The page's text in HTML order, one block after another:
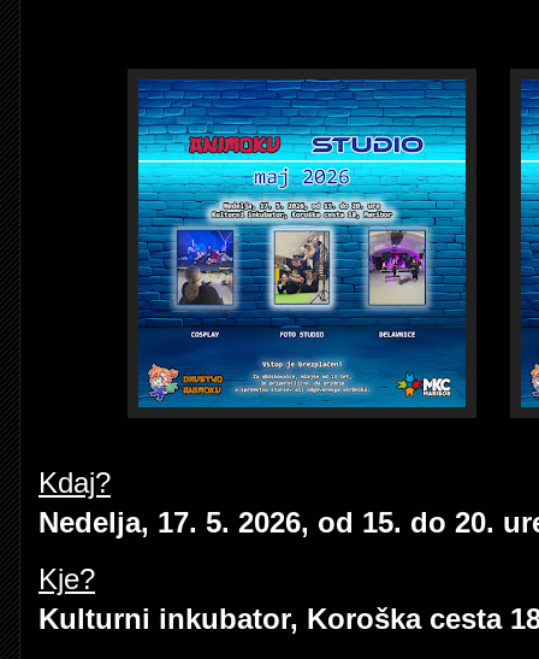
Kdaj?
Nedelja, 17. 5. 2026, od 15. do 20.
Kje?
Kulturni inkubator, Koroška cesta